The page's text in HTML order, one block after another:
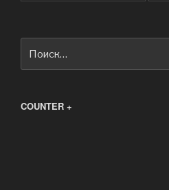
COUNTER +